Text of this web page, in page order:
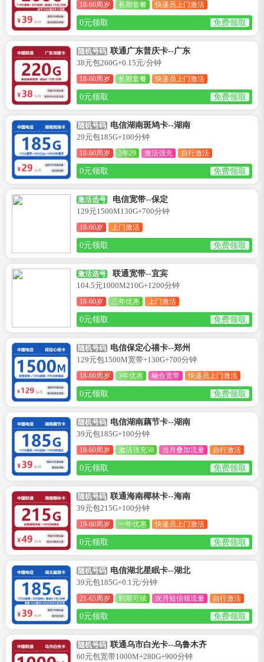
18-60周岁 长期套餐 快递员上门激活
0元领取 免费领取
随机号码 联通广东普庆卡--广东
38元包260G+0.15元/分钟
18-60周岁 长期套餐 快递员上门激活
0元领取 免费领取
随机号码 电信湖南斑鸠卡--湖南
29元包185G+100分钟
18-60周岁 2年29 激活强充 自行激活
0元领取 免费领取
激活选号
电信宽带--保定
129元1500M130G+700分钟
18-60岁 上门激活
0元领取 免费领取
激活选号
联通宽带--宜宾
104.5元1000M210G+1200分钟
18-60岁 三年优惠 上门激活
0元领取 免费领取
随机号码 电信保定心禧卡--郑州
129元包1500M宽带+130G+700分钟
18-60周岁 3年优惠 融合宽带 快递员上门激活
0元领取 免费领取
随机号码 电信湖南藕节卡--湖南
39元包185G+100分钟
18-60周岁 激活强充50 当月叠加流量 自行激活
0元领取 免费领取
随机号码 联通海南椰林卡--海南
39元包215G+100分钟
19-60周岁 一年优惠 快递员上门激活
0元领取 免费领取
随机号码 电信湖北星眠卡--湖北
39元包185G+0.1元/分钟
21-65周岁 到期可续 次月短信领流量 自行激活
0元领取 免费领取
随机号码 联通乌市白光卡--乌鲁木齐
60元包宽带1000M+280G+900分钟